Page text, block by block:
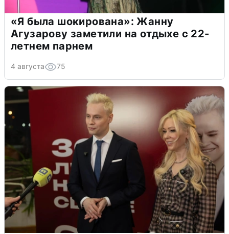
«Я была шокирована»: Жанну
Агузарову заметили на отдыхе с 22-
летнем парнем
4 августа 75